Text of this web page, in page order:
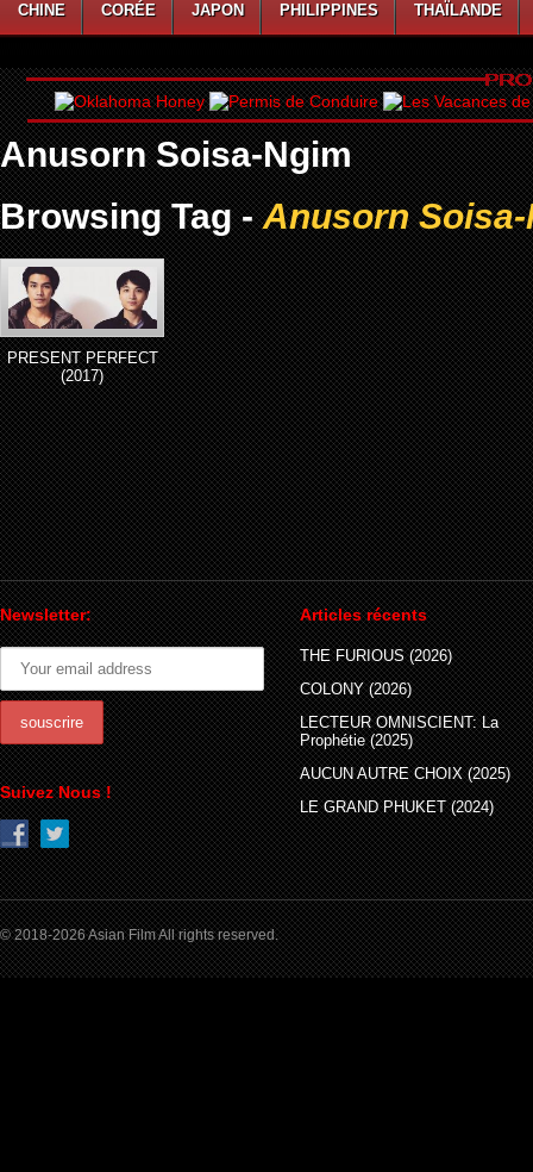
CHINE CORÉE JAPON PHILIPPINES THAÏLANDE
Anusorn Soisa-Ngim
Browsing Tag -Anusorn
PRESENT PERFECT
(2017)
Newsletter:
Suivez Nous !
Articles récents
THE FURIOUS (2026)
COLONY (2026)
LECTEUR OMNISCIENT: La
Prophétie (2025)
AUCUN AUTRE CHOIX (2025)
LE GRAND PHUKET (2024)
© 2018-2026 Asian Film All rights reserved.